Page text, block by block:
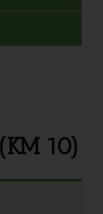
10)